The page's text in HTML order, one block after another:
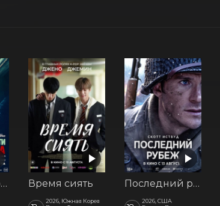
Во власти страха Время сиять
2026, Южная Корея
Последний рубеж
2026, США